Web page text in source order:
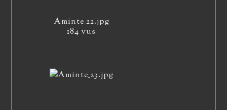
Aminte_22.jpg
184 vus